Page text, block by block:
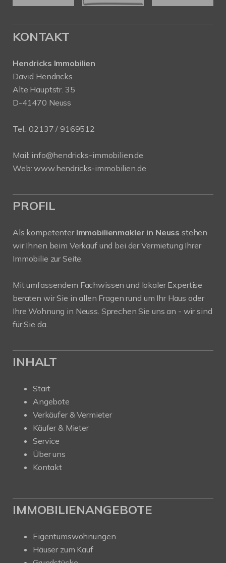
KONTAKT
Hendricks Immobilien
David Hendricks
Alte Hauptstr. 35
D-41470 Neuss
Tel.: 02137 / 9169512
Mail: info@hendricks-immobilien.de
Web:www.hendricks-immobilien.de
PROFIL
Als kompetenter Immobilienmakler in Neuss stehen
wir Ihnen beim Verkauf und bei der Vermietung Ihrer
Immobilie zur Seite.
Mit umfassendem Fachwissen und lokaler Expertise
beraten wir Sie in allen Fragen rund um Ihr Haus oder
Ihre Wohnung in Neuss. Sprechen Sie uns an - wir sind
für Sie da.
INHALT
Start
Angebote
Verkäufer & Vermieter
Käufer & Mieter
Service
Über uns
Kontakt
IMMOBILIENANGEBOTE
Eigentumswohnungen
Häuser zum Kauf